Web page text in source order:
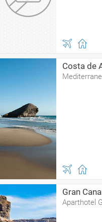
Costa de
Gran
Aparthotel